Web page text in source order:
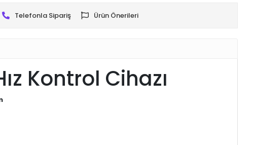
Telefonla Sipariş Ürün Önerileri
Kontrol Cihazı